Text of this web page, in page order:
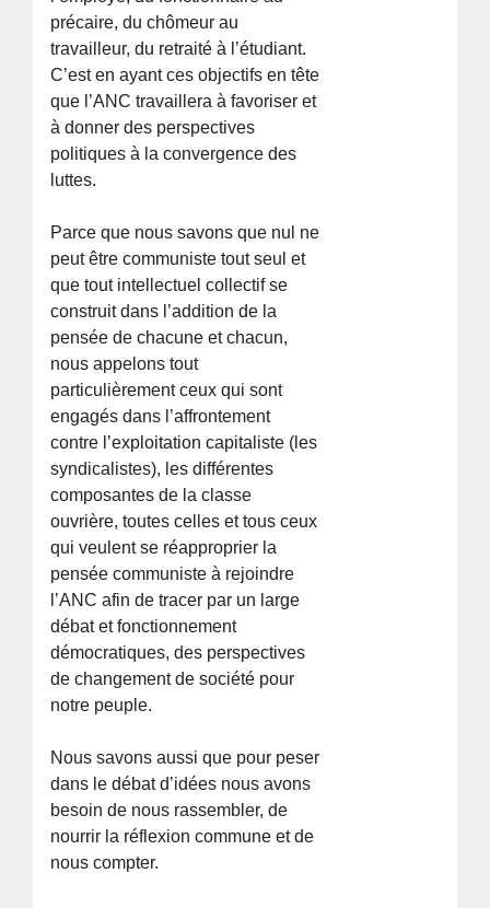
précaire, du chômeur au
travailleur, du retraité à l’étudiant.
C’est en ayant ces objectifs en tête
que l’ANC travaillera à favoriser et
à donner des perspectives
politiques à la convergence des
luttes.
Parce que nous savons que nul ne
peut être communiste tout seul et
que tout intellectuel collectif se
construit dans l’addition de la
pensée de chacune et chacun,
nous appelons tout
particulièrement ceux qui sont
engagés dans l’affrontement
contre l’exploitation capitaliste (les
syndicalistes), les différentes
composantes de la classe
ouvrière, toutes celles et tous ceux
qui veulent se réapproprier la
pensée communiste à rejoindre
l’ANC afin de tracer par un large
débat et fonctionnement
démocratiques, des perspectives
de changement de société pour
notre peuple.
Nous savons aussi que pour peser
dans le débat d’idées nous avons
besoin de nous rassembler, de
nourrir la réflexion commune et de
nous compter.